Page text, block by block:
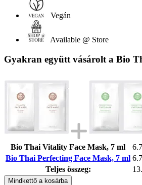
Vegán
Available @ Store
Gyakran együtt vásárolt a Bio
Bio Thai Vitality Face Mask, 7 ml
Bio Thai Perfecting Face Mask, 7 ml
Teljes összeg:
Mindkettő a kosárba